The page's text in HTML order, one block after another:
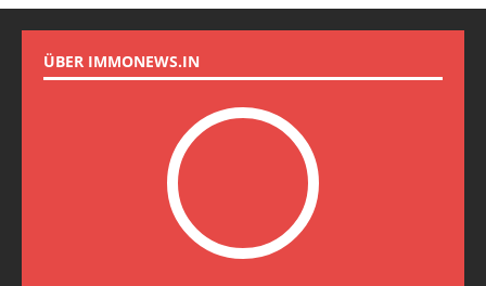
ÜBER IMMONEWS.IN